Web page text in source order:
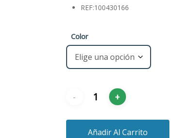
REF:100430166
Color
Añadir Al Carrito